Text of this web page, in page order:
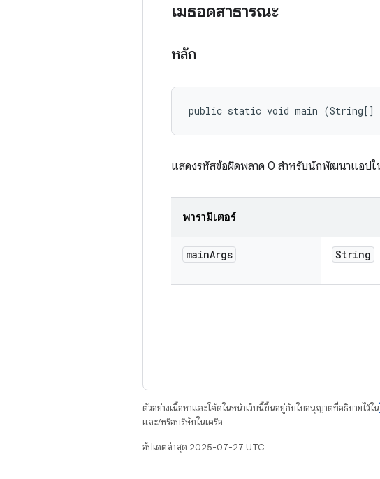
เมธอดสาธารณะ
หลัก
public static void main (String[]
แสดงรหัสข้อผิดพลาด 0 สําหรับนักพัฒนาแอป
พารามิเตอร์
mainArgs String
ตัวอย่างเนื้อหาและโค้ดในหน้าเว็บนี้ขึ้นอยู่กับใบอนุญาตที่อธิบายไว้ใน
และ/หรือบริษัทในเครือ
อัปเดตล่าสุด 2025-07-27 UTC